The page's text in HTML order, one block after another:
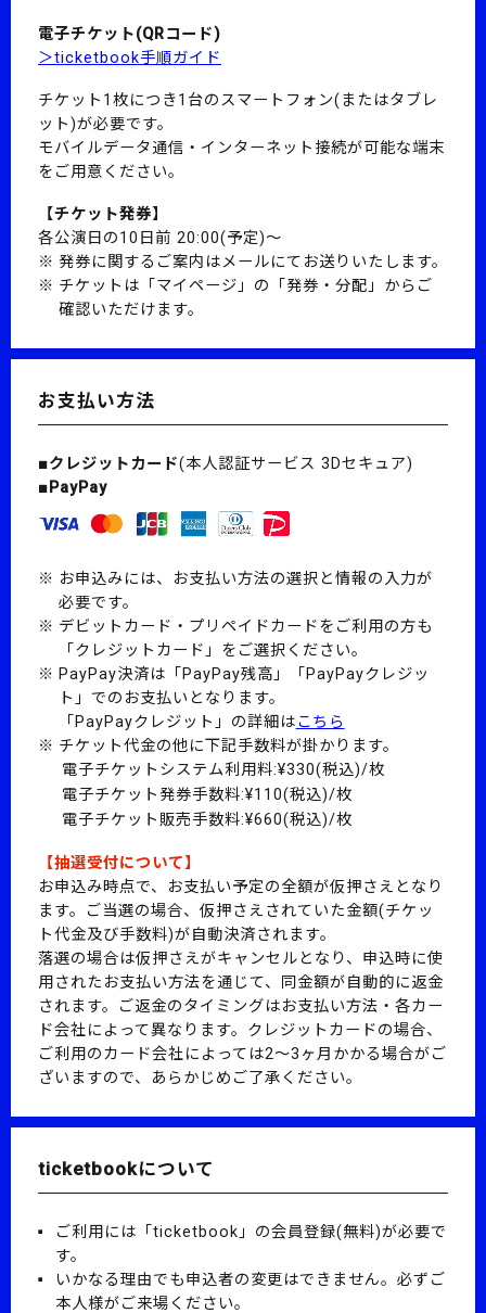
電子チケット(QRコード)
＞ticketbook手順ガイド
チケット1枚につき1台のスマートフォン(またはタブレ
ット)が必要です。
モバイルデータ通信・インターネット接続が可能な端末
をご用意ください。
【チケット発券】
各公演日の10日前 20:00(予定)～
発券に関するご案内はメールにてお送りいたします。
チケットは「マイページ」の「発券・分配」からご
確認いただけます。
お支払い方法
■クレジットカード(本人認証サービス 3Dセキュア)
■PayPay
お申込みには、お支払い方法の選択と情報の入力が
必要です。
デビットカード・プリペイドカードをご利用の方も
「クレジットカード」をご選択ください。
PayPay決済は「PayPay残高」「PayPayクレジッ
ト」でのお支払いとなります。
「PayPayクレジット」の詳細はこちら
チケット代金の他に下記手数料が掛かります。
電子チケットシステム利用料:¥330(税込)/枚
電子チケット発券手数料:¥110(税込)/枚
電子チケット販売手数料:¥660(税込)/枚
【抽選受付について】
お申込み時点で、お支払い予定の全額が仮押さえとなり
ます。
ご当選の場合、仮押さえされていた金額(チケッ
ト代金及び手数料)が自動決済されます。
落選の場合は仮押さえがキャンセルとなり、申込時に使
用されたお支払い方法を通じて、同金額が自動的に返金
されます。
ご返金のタイミングはお支払い方法・各カー
ド会社によって異なります。 クレジットカードの場合、
ご利用のカード会社によっては2～3ヶ月かかる場合がご
ざいますので、あらかじめご了承ください。
ticketbookについて
ご利用には「ticketbook」の会員登録(無料)が必要で
す。
いかなる理由でも申込者の変更はできません。必ずご
本人様がご来場ください。